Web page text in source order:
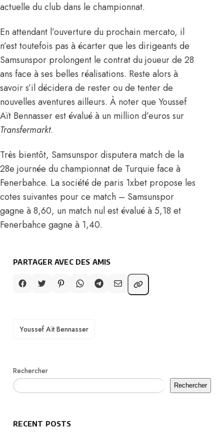
actuelle du club dans le championnat.
En attendant l’ouverture du prochain mercato, il
n’est toutefois pas à écarter que les dirigeants de
Samsunspor prolongent le contrat du joueur de 28
ans face à ses belles réalisations. Reste alors à
savoir s’il décidera de rester ou de tenter de
nouvelles aventures ailleurs. À noter que Youssef
Aït Bennasser est évalué à un million d’euros sur
Transfermarkt.
Très bientôt, Samsunspor disputera match de la
28e journée du championnat de Turquie face à
Fenerbahce. La société de paris 1xbet propose les
cotes suivantes pour ce match – Samsunspor
gagne à 8,60, un match nul est évalué à 5,18 et
Fenerbahce gagne à 1,40.
PARTAGER AVEC DES AMIS
Youssef Aït Bennasser
Rechercher
Rechercher
RECENT POSTS